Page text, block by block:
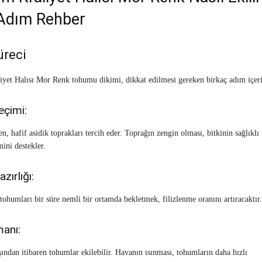
Rehber
Halısı Mor Renk tohumu dikimi, dikkat edilmesi gereken birkaç adım
hafif asidik toprakları tercih eder. Toprağın zengin olması, bitkinin sağlıklı
destekler.
bir süre nemli bir ortamda bekletmek, filizlenme oranını artıracaktır.
itibaren tohumlar ekilebilir. Havanın ısınması, tohumların daha hızlı